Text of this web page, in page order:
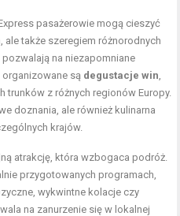
pasażerowie mogą cieszyć
także szeregiem różnorodnych
na niezapomniane
są degustacje win
z różnych regionów Europy.
doznania, ale również kulinarna
krajów.
atrakcję, która wzbogaca podróż.
przygotowanych programach,
wykwintne kolacje czy
na zanurzenie się w lokalnej